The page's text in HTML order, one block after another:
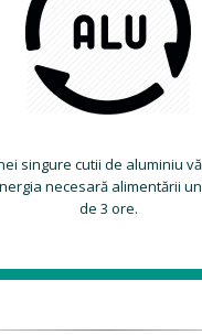
singure cutii de aluminiu
necesară alimentării
de 3 ore.